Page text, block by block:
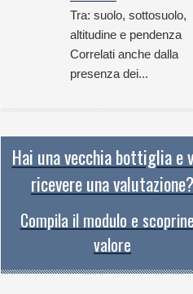
Tra: suolo, sottosuolo,
altitudine e pendenza
Correlati anche dalla
presenza dei...
Hai una vecchia bottiglia e
ricevere una valutazione?
Compila il modulo e
valore